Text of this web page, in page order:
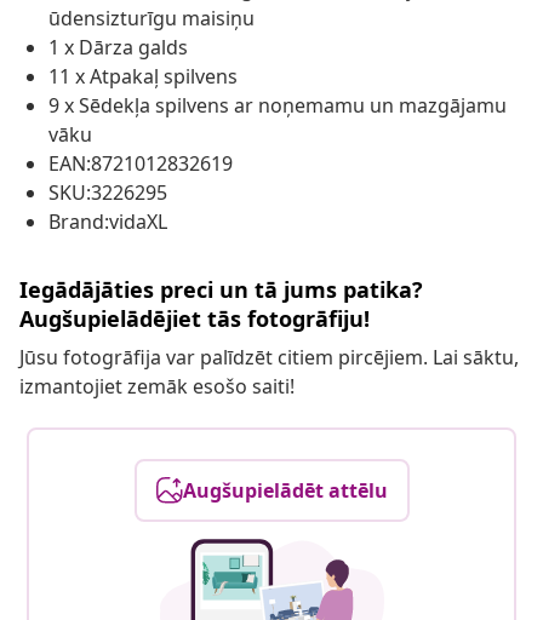
ūdensizturīgu maisiņu
1 x Dārza galds
11 x Atpakaļ spilvens
9 x Sēdekļa spilvens ar noņemamu un mazgājamu
vāku
EAN:8721012832619
SKU:3226295
Brand:vidaXL
Iegādājāties preci un tā jums patika?
Augšupielādējiet tās fotogrāfiju!
Jūsu fotogrāfija var palīdzēt citiem pircējiem. Lai sāktu,
izmantojiet zemāk esošo saiti!
Augšupielādēt attēlu